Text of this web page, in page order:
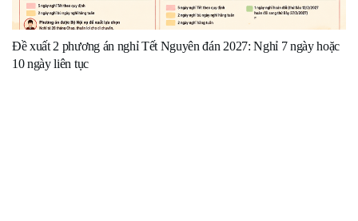
Đề xuất 2 phương án nghỉ Tết Nguyên đán 2027: Nghỉ 7 ngày hoặc
10 ngày liên tục